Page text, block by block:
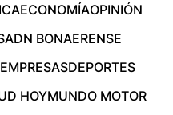
ECONOMÍAOPINIÓN
ADN BONAERENSE
EMPRESASDEPORTES
HOYMUNDO MOTOR